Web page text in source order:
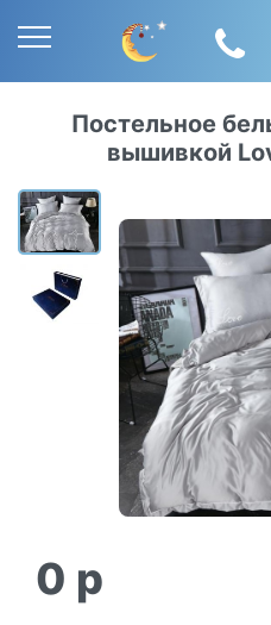
Постельное
вышивкой
0 p